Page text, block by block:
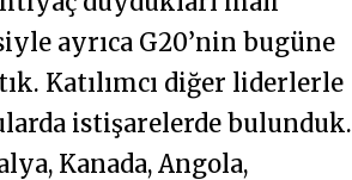
ayrıca G20’nin bugüne
Katılımcı diğer liderlerle
istişarelerde bulunduk.
Kanada, Angola,